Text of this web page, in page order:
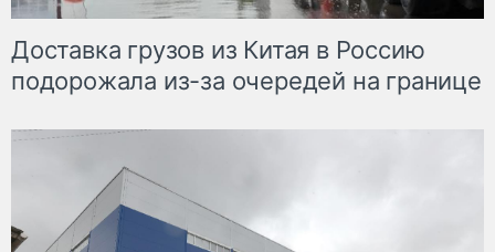
Доставка грузов из Китая в Россию
подорожала из-за очередей на границе